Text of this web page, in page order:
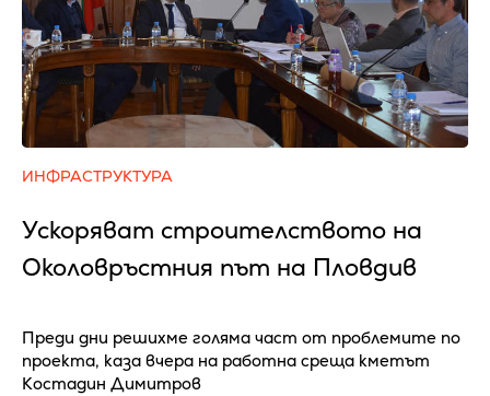
ИНФРАСТРУКТУРА
Ускоряват строителството на
Околовръстния път на Пловдив
Преди дни решихме голяма част от проблемите по
проекта, каза вчера на работна среща кметът
Костадин Димитров